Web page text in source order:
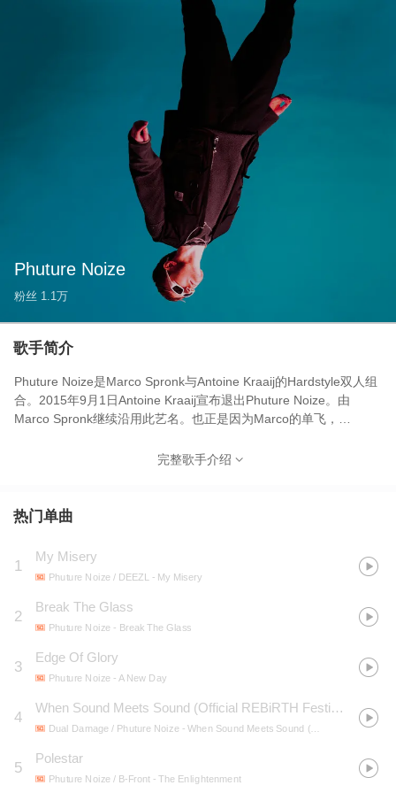
Phuture Noize
粉丝 1.1万
歌手简介
Phuture Noize是Marco Spronk与Antoine Kraaij的Hardstyle双人组
合。2015年9月1日Antoine Kraaij宣布退出Phuture Noize。由
Marco Spronk继续沿用此艺名。也正是因为Marco的单飞，
于荷兰，已成为硬派音乐界的领军人物之一，以其独特的声音和创
Techno和Hardcore）的影响，他尝试制作自己的曲目，最终在
音和现代电子元素中汲取灵感，打造出一种独特的风格，其特点是
大气的旋律、强大的低音线和复杂的声音设计。Phuture Noize的音
乐风格融合了多种元素，包括浓厚的旋律、深沉的节奏和动感的节
拍。他的音乐作品通常被描述为充满活力、富有张力和极富创意。
他善于运用合成器和电子效果，创造出独特而前卫的声音，给人一
也在电子舞曲界引起了广泛关注。 Phuture Noize早期的风格也和近
几年的有些出入，Marco Spronk不断的进步和改变可能就是为什么
了首张专辑《Music Rules the Noize》，这张专辑因其创新的声音
和扎实的制作质量而广受好评，奠定了Marco行业新星的地位。
2015年他们第二张专辑《Phuture Propaganda》正式发行，在硬派
音乐领域取得了突破。2015年9月1日，Phuture noize宣布此账号以
完整歌手介绍
热门单曲
1
My Misery
Phuture Noize / DEEZL - My Misery
2
Break The Glass
Phuture Noize - Break The Glass
3
Edge Of Glory
Phuture Noize - A New Day
4
When Sound Meets Sound (Official REBiRTH Festival 2026 Anthem)
Dual Damage / Phuture Noize - When Sound Meets Sound (Official REBiRTH Festival 2026 Anthem)
5
Polestar
Phuture Noize / B-Front - The Enlightenment